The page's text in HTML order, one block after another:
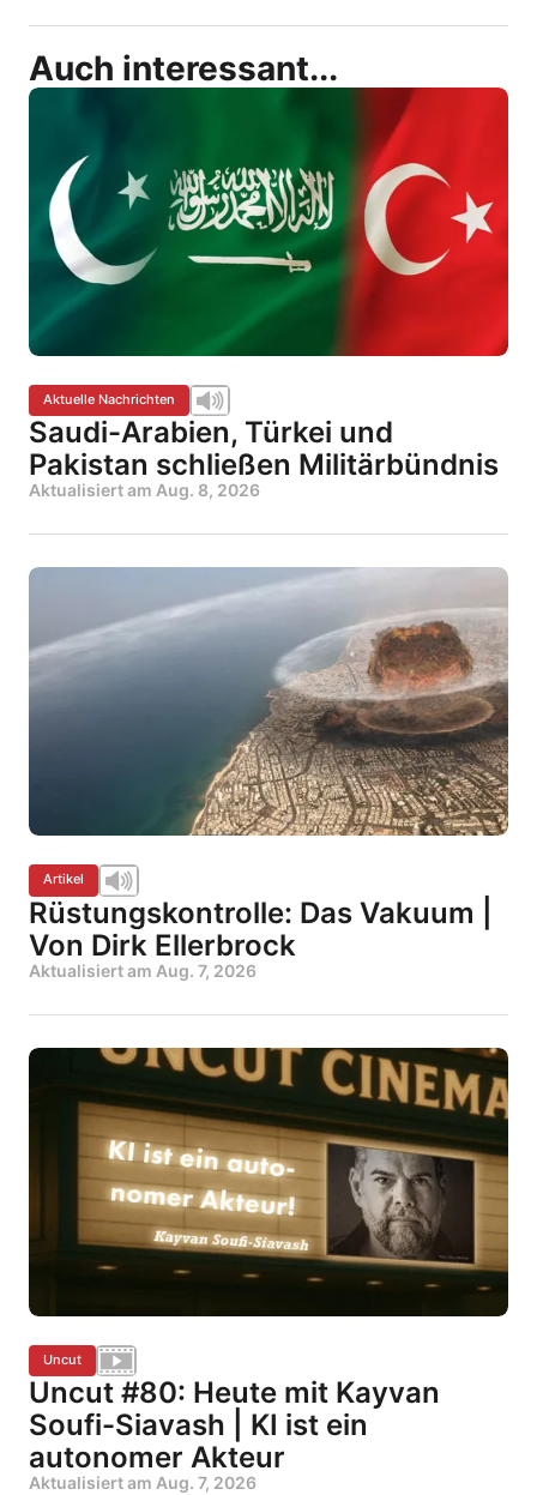
Auch interessant...
Aktuelle Nachrichten
Saudi-Arabien, Türkei und
Pakistan schließen Militärbündnis
Aktualisiert am Aug. 8, 2026
Artikel
Rüstungskontrolle: Das Vakuum |
Von Dirk Ellerbrock
Aktualisiert am Aug. 7, 2026
Uncut
Uncut #80: Heute mit Kayvan
Soufi-Siavash | KI ist ein
autonomer Akteur
Aktualisiert am Aug. 7, 2026